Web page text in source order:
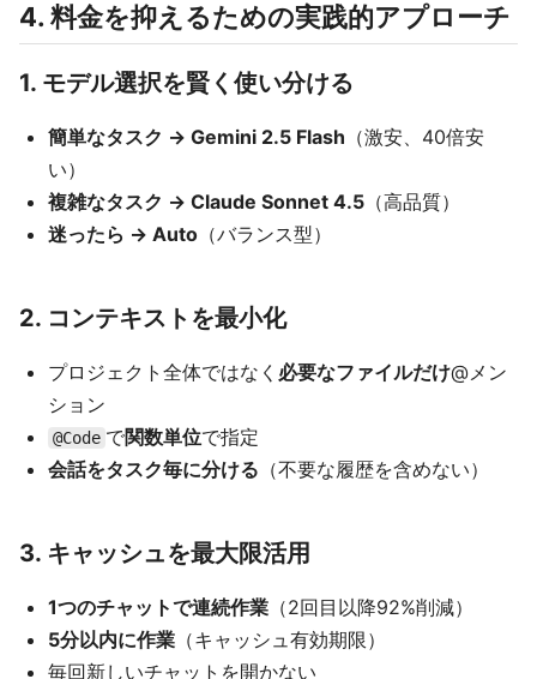
4. 料金を抑えるための実践的アプローチ
1. モデル選択を賢く使い分ける
簡単なタスク → Gemini 2.5 Flash （激安、40倍安
い）
複雑なタスク → Claude Sonnet 4.5 （高品質）
迷ったら → Auto （バランス型）
2. コンテキストを最小化
プロジェクト全体ではなく 必要なファイルだけ@メン
ション
@Code で関数単位で指定
会話をタスク毎に分ける （不要な履歴を含めない）
3. キャッシュを最大限活用
1つのチャットで連続作業 （2回目以降92%削減）
5分以内に作業 （キャッシュ有効期限）
毎回新しいチャットを開かない